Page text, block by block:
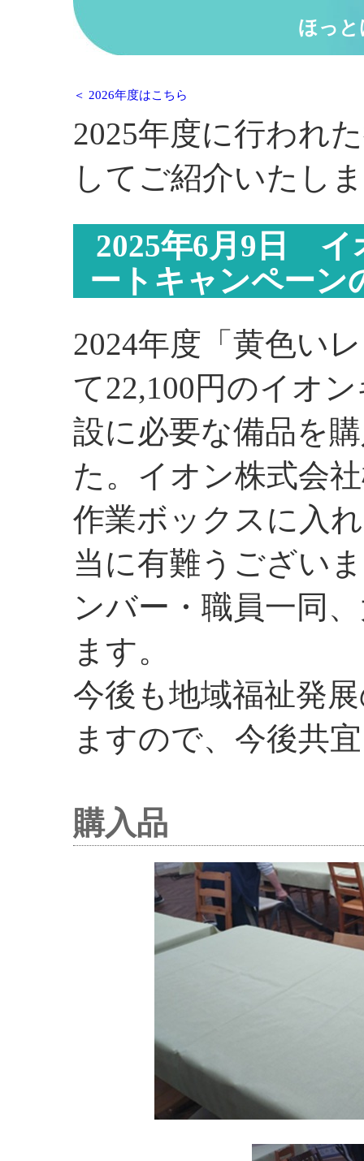
ほっと
＜ 2026年度はこちら
2025年度に行われ
してご紹介いたし
2025年6月9日 イ
ートキャンペーン
2024年度「黄色い
て22,100円のイオ
設に必要な備品を
た。イオン株式会
作業ボックスに入
当に有難うござい
ンバー・職員一同
ます。
今後も地域福祉発
ますので、今後共
購入品